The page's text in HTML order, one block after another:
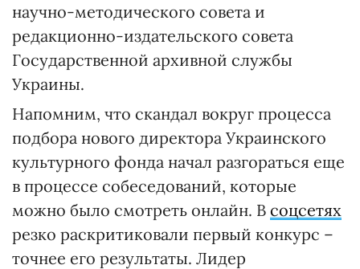
научно-методического совета и
редакционно-издательского совета
Государственной архивной службы
Украины.
Напомним, что скандал вокруг процесса
подбора нового директора Украинского
культурного фонда начал разгораться еще
в процессе собеседований, которые
можно было смотреть онлайн. В соцсетях
резко раскритиковали первый конкурс –
точнее его результаты. Лидер